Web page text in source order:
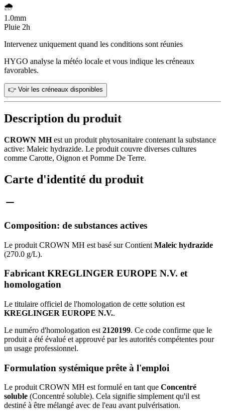
🌧️
1.0mm
Pluie 2h
Intervenez uniquement quand les conditions sont réunies
HYGO analyse la météo locale et vous indique les créneaux
favorables.
👉 Voir les créneaux disponibles
Description du produit
CROWN MHest un produit phytosanitaire contenant la substance
active: Maleic hydrazide. Le produit couvre diverses cultures
comme Carotte, Oignon et Pomme De Terre.
Carte d'identité du produit
Composition: de substances actives
Le produit CROWN MH est basé sur Contient Maleic hydrazide
(270.0 g/L).
Fabricant KREGLINGER EUROPE N.V. et
homologation
Le titulaire officiel de l'homologation de cette solution est
KREGLINGER EUROPE N.V..
Le numéro d'homologation est 2120199. Ce code confirme que le
produit a été évalué et approuvé par les autorités compétentes pour
un usage professionnel.
Formulation systémique prête à l'emploi
Le produit CROWN MH est formulé en tant que Concentré
soluble (Concentré soluble). Cela signifie simplement qu'il est
destiné à être mélangé avec de l'eau avant pulvérisation.